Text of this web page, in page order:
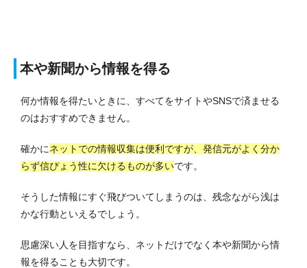
本や新聞から情報を得る
何か情報を得たいときに、すべてをサイトやSNSで済ませる
のはおすすめできません。
確かにネットでの情報収集は便利ですが、発信元がよく分か
らず信ぴょう性に欠けるものが多いです。
そうした情報にすぐ飛びついてしまうのは、残念ながら浅は
かな行動といえるでしょう。
思慮深い人を目指すなら、ネットだけでなく本や新聞から情
報を得ることも大切です。